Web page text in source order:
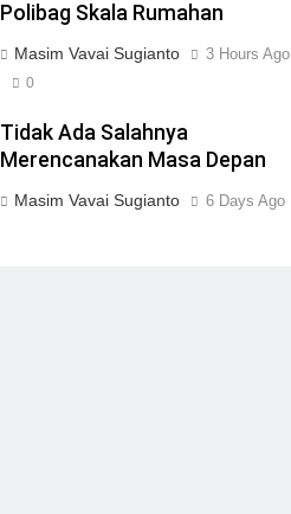
Polibag Skala Rumahan
Masim Vavai Sugianto 3 Hours Ago
0
Tidak Ada Salahnya
Merencanakan Masa Depan
Masim Vavai Sugianto 6 Days Ago